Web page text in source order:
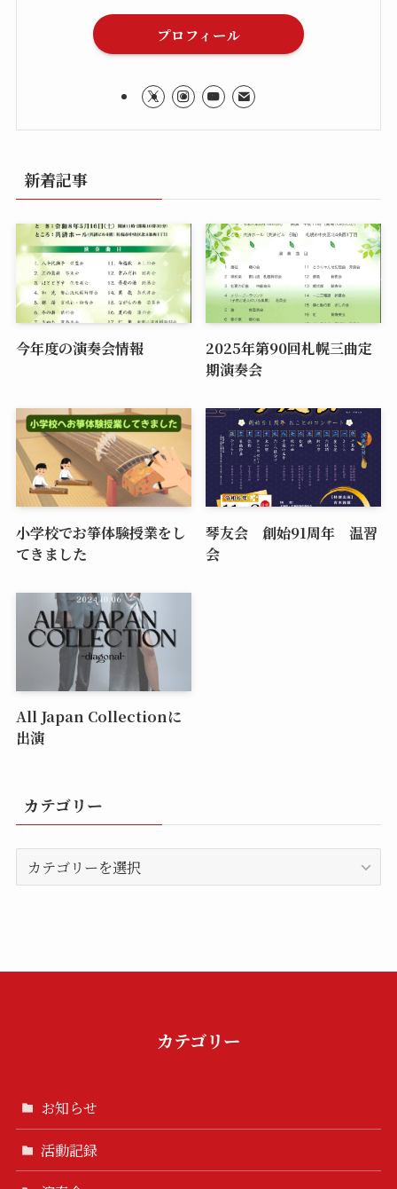
プロフィール
新着記事
今年度の演奏会情報
2025年第90回札幌三曲定
期演奏会
小学校でお箏体験授業をし
てきました
琴友会 創始91周年 温習
会
All Japan Collectionに
出演
カテゴリー
テ
カテゴリー
お知らせ
活動記録